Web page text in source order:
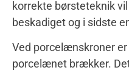
korrekte børsteteknik
beskadiget og i sidste
Ved porcelænskroner
porcelænet brækker.